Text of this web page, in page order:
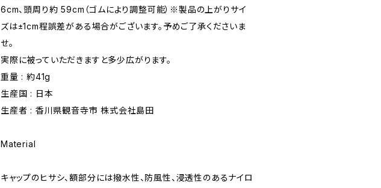
6cm、頭周り約 59cm（ゴムにより調整可能）※製品の上がりサイ
ズは±1cm程誤差がある場合がございます。予めご了承くださいま
せ。
実際に被っていただきますと多少広がります。
重量 : 約41g
生産国 : 日本
生産者 : 香川県観音寺市 株式会社島田
Material
キャップのヒサシ、額部分には撥水性、防風性、浸透性のあるナイロ